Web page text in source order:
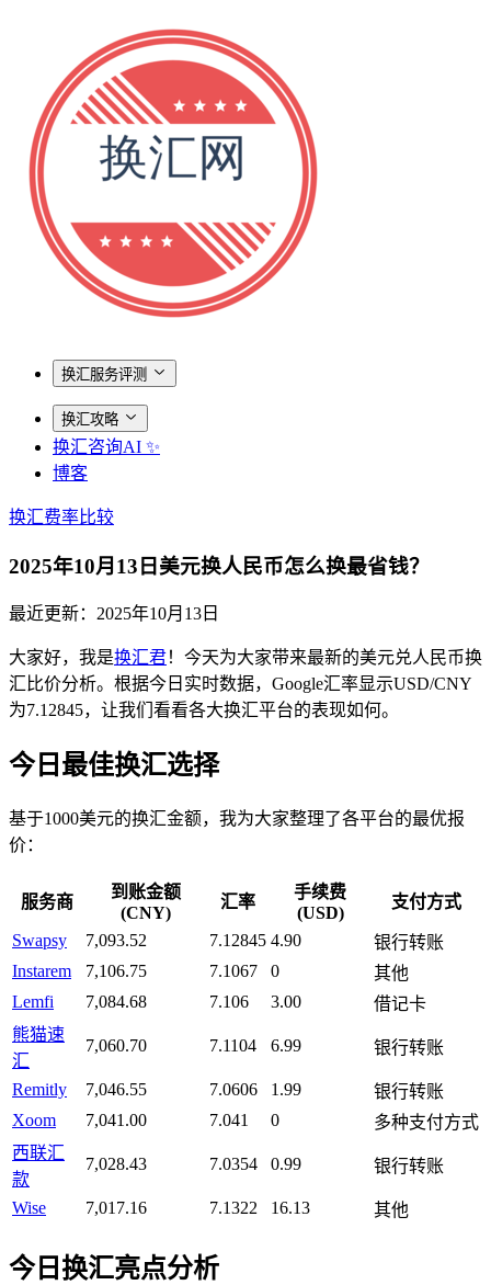
换汇服务评测
换汇攻略
换汇咨询AI ✨
博客
换汇费率比较
2025年10月13日美元换人民币怎么换最省钱？
最近更新： 2025年10月13日
大家好，我是换汇君！今天为大家带来最新的美元兑人民币换
汇比价分析。根据今日实时数据，Google汇率显示USD/CNY
为7.12845，让我们看看各大换汇平台的表现如何。
今日最佳换汇选择
基于1000美元的换汇金额，我为大家整理了各平台的最优报
价：
服务商
到账金额
(CNY)
汇率
手续费
(USD)
支付方式
Swapsy 7,093.52 7.12845 4.90
银行转账
Instarem
7,106.75 7.1067 0
其他
Lemfi
7,084.68 7.106 3.00
借记卡
熊猫速
汇
7,060.70 7.1104 6.99 银行转账
Remitly 7,046.55 7.0606 1.99
银行转账
Xoom
7,041.00 7.041 0
多种支付方式
西联汇
款
7,028.43 7.0354 0.99 银行转账
Wise 7,017.16 7.1322 16.13 其他
今日换汇亮点分析